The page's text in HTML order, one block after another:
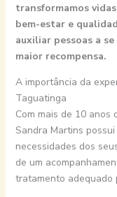
transformamos
bem-estar e
auxiliar pessoas a
maior recompensa.
A importância da
Taguatinga
Com mais de 10
Sandra Martins
necessidades dos
de um
tratamento adequado